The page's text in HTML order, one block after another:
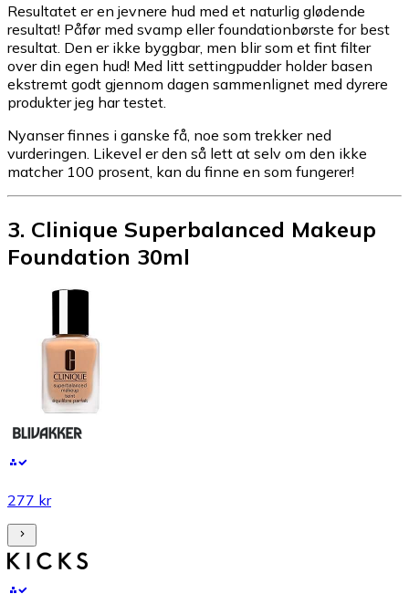
Resultatet er en jevnere hud med et naturlig glødende
resultat! Påfør med svamp eller foundationbørste for best
resultat. Den er ikke byggbar, men blir som et fint filter
over din egen hud! Med litt settingpudder holder basen
ekstremt godt gjennom dagen sammenlignet med dyrere
produkter jeg har testet.
Nyanser finnes i ganske få, noe som trekker ned
vurderingen. Likevel er den så lett at selv om den ikke
matcher 100 prosent, kan du finne en som fungerer!
3. Clinique Superbalanced Makeup
Foundation 30ml
277 kr